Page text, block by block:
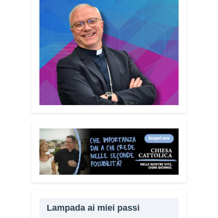
raggiungere il maggior numero possibile
di cittadini. È anche un modo per dire a
chi è stato vittima di una truffa che non è
solo.Quanto è importante
coinvolgere anche familiari e
caregiver?È fondamentale. Questa
guida può essere tenuta in casa e
condivisa con i propri familiari. La
prevenzione passa anche attraverso il
differenza.Lei sta portando questo
progetto anche nei territori.
Sì, sto
incontrando tante comunità in tutta Italia.
Ringrazio i comuni, le prefetture e le
ad aderire c’è il Comune di Elmas.
Lampada ai miei passi